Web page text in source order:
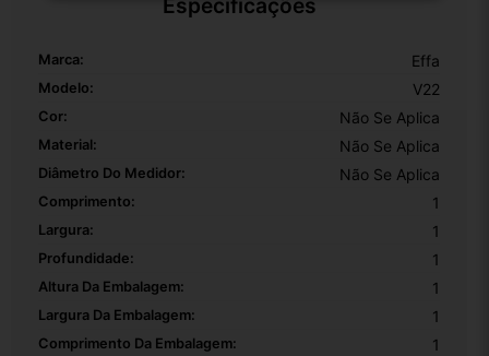
Especificações
Marca: Effa
Modelo: V22
Cor: Não Se Aplica
Material: Não Se Aplica
Diâmetro Do Medidor: Não Se Aplica
Comprimento: 1
Largura: 1
Profundidade: 1
Altura Da Embalagem: 1
Largura Da Embalagem: 1
Comprimento Da Embalagem: 1